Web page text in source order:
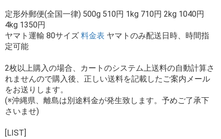
定形外郵便(全国一律) 500g 510円 1kg 710円 2kg 1040円
4kg 1350円
ヤマト運輸 80サイズ 料金表 ヤマトのみ配送日時、時間指
定可能
2枚以上購入の場合、カートのシステム上送料の自動計算さ
れませんので購入後、正しい送料を記載したご案内メール
をお送りします。
(※沖縄県、離島は別途料金が発生致します。予めご了承下
さいませ)
[LIST]